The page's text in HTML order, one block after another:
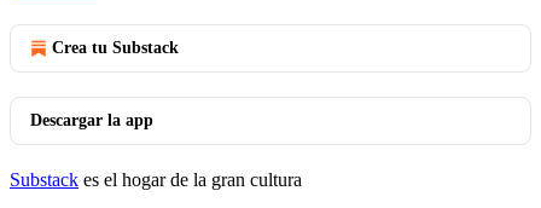
Crea tu Substack
Descargar la app
Substack es el hogar de la gran cultura